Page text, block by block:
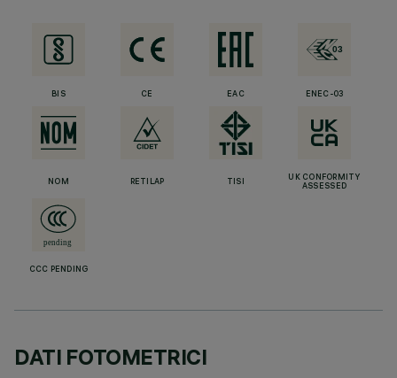
BIS CE EAC ENEC-03
NOM RETILAP TISI
UK CONFORMITY
ASSESSED
CCC PENDING
DATI FOTOMETRICI